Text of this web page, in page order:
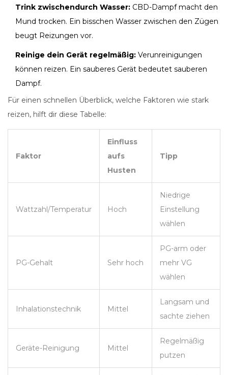
Trink zwischendurch Wasser: CBD-Dampf macht den
Mund trocken. Ein bisschen Wasser zwischen den Zügen
beugt Reizungen vor.
Reinige dein Gerät regelmäßig: Verunreinigungen
können reizen. Ein sauberes Gerät bedeutet sauberen
Dampf.
Für einen schnellen Überblick, welche Faktoren wie stark
reizen, hilft dir diese Tabelle:
Faktor
Einfluss
aufs
Husten
Tipp
Wattzahl/Temperatur Hoch
Niedrige
Einstellung
wählen
PG-Gehalt Sehr hoch
PG-arm oder
mehr VG
wählen
Inhalationstechnik Mittel
Langsam und
sachte ziehen
Geräte-Reinigung Mittel
Regelmäßig
putzen